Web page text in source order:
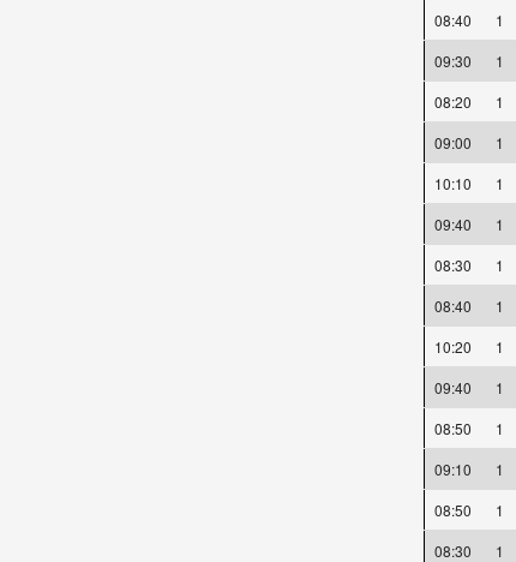
08:40
1
09:30
1
08:20
1
09:00
1
10:10
1
09:40
1
08:30
1
08:40
1
10:20
1
09:40
1
08:50
1
09:10
1
08:50
1
08:30
1